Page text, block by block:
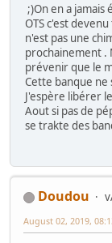
;)On en a
OTS c'est
n'est pas une
prochainement .
prévenir que le
Cette banque ne
J'espère libérer
Aout si pas de
se trakte des
Doudou
August 02, 2019,